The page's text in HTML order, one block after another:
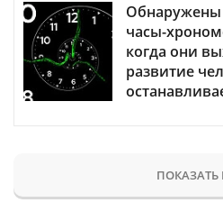
Обнаружены
часы-
когда они
развитие
ПОКАЗАТЬ